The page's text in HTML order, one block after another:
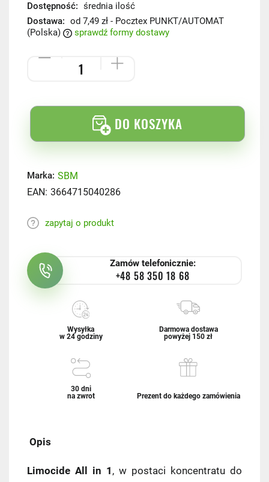
Dostępność: średnia ilość
Dostawa: od 7,49 zł - Pocztex PUNKT/AUTOMAT
(Polska)
sprawdź formy dostawy
DO KOSZYKA
Marka: SBM
EAN: 3664715040286
zapytaj o produkt
Zamów telefonicznie:
+48 58 350 18 68
Wysyłka
w 24 godziny
Darmowa dostawa
powyżej 150 zł
30 dni
na zwrot
Prezent do każdego zamówienia
Opis
Limocide All in 1 , w postaci koncentratu do